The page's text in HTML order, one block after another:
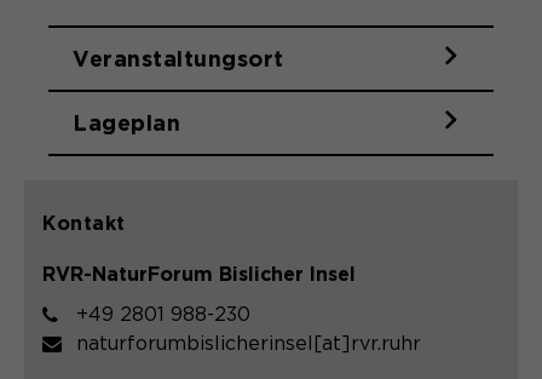
Anbieter TYPO3
Laufzeit Ende der Sitzung
Zweck
Zweck Speichert die Herkunft des Besuchers.
Name
Zweck
personenbezogene Daten.
Veranstaltungsort
Lageplan
Kontakt
RVR-NaturForum Bislicher Insel
+49 2801 988-230
naturforumbislicherinsel[at]rvr.ruhr